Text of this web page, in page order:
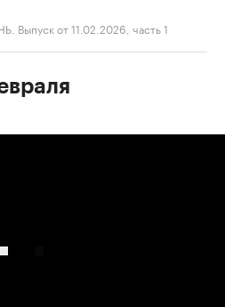
Выпуск от 11.02.2026, часть 1